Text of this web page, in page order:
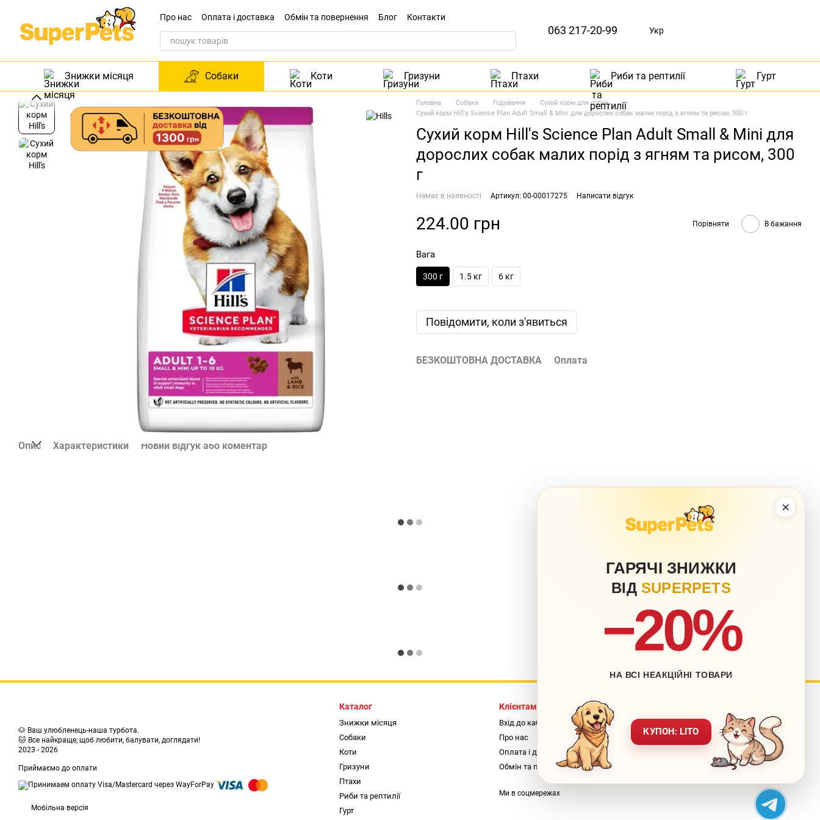
Перейти до основного контенту
×
ГАРЯЧІ ЗНИЖКИ
ВІД SUPERPETS
−20%
НА ВСІ НЕАКЦІЙНІ ТОВАРИ
КУПОН: LITO
Про нас Оплата і доставка Обмін та повернення Блог
Контакти
Звернення до директора
063 217-20-99 Укр
Знижки місяця Собаки Коти Гризуни Птахи Риби та рептилії Гурт
Опис Характеристики Новий відгук або коментар
Головна Собаки Годування
Сухий корм для собак
Сухий корм Hill's Science Plan Adult Small & Mini для дорослих собак малих порід з ягням та рисом, 300 г
Сухий корм Hill's Science Plan Adult Small & Mini для
дорослих собак малих порід з ягням та рисом, 300
г
Немає в наявності Артикул: 00-00017275 Написати відгук
224.00 грн Порівняти В бажання
Вага
300 г 1.5 кг 6 кг
Повідомити, коли з'явиться
БЕЗКОШТОВНА ДОСТАВКА Оплата
🐶 Ваш улюбленець-наша турбота.
🐱 Все найкраще, щоб любити, балувати, доглядати!
2023 - 2026
Приймаємо до оплати
Мобільна версія
Каталог
Знижки місяця
Собаки
Коти
Гризуни
Птахи
Риби та рептилії
Гурт
Клієнтам
Вхід до кабінету
Про нас
Оплата і доставка
Обмін та повернення
Контакти
Звернення до директора
Ми в соцмережах